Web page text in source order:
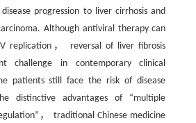
progression to liver cirrhosis and
Although antiviral therapy can
replication， reversal of liver fibrosis
challenge in contemporary clinical
patients still face the risk of disease
distinctive advantages of “multiple
， traditional Chinese medicine